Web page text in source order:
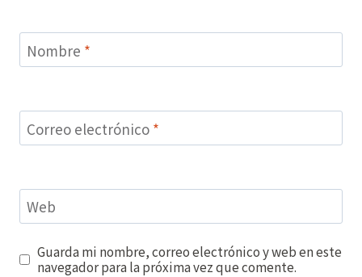
Nombre *
Correo electrónico *
Web
Guarda mi nombre, correo electrónico y web en este
navegador para la próxima vez que comente.